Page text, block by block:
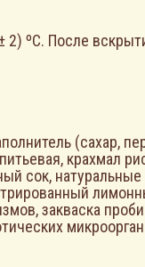
2) ºС. После
(сахар,
крахмал
сок,
закваска